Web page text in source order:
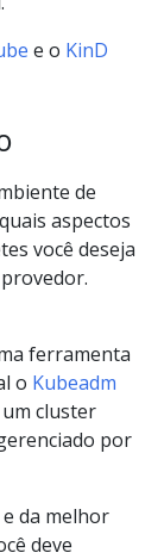
e o KinD
de
aspectos
você deseja
ferramenta
o Kubeadm
cluster
por
da melhor
deve